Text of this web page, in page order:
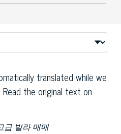
translated while we
the original text on
급 빌라 매매